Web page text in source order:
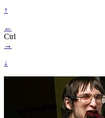
↑
←
Ctrl
→
↓